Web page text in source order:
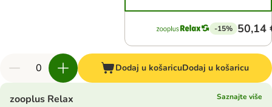
-15% 50,14
Dodaj u košaricuDodaj u košaricu
zooplus Relax
Saznajte više